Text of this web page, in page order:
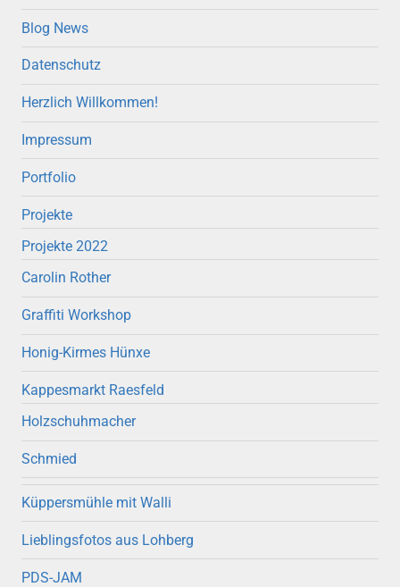
Blog News
Datenschutz
Herzlich Willkommen!
Impressum
Portfolio
Projekte
Projekte 2022
Carolin Rother
Graffiti Workshop
Honig-Kirmes Hünxe
Kappesmarkt Raesfeld
Holzschuhmacher
Schmied
Küppersmühle mit Walli
Lieblingsfotos aus Lohberg
PDS-JAM